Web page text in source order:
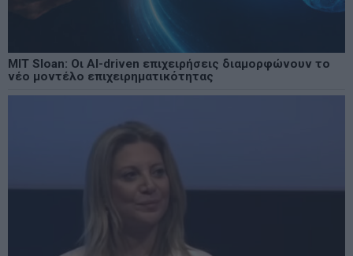
MIT Sloan: Οι AI-driven επιχειρήσεις διαμορφώνουν το
νέο μοντέλο επιχειρηματικότητας